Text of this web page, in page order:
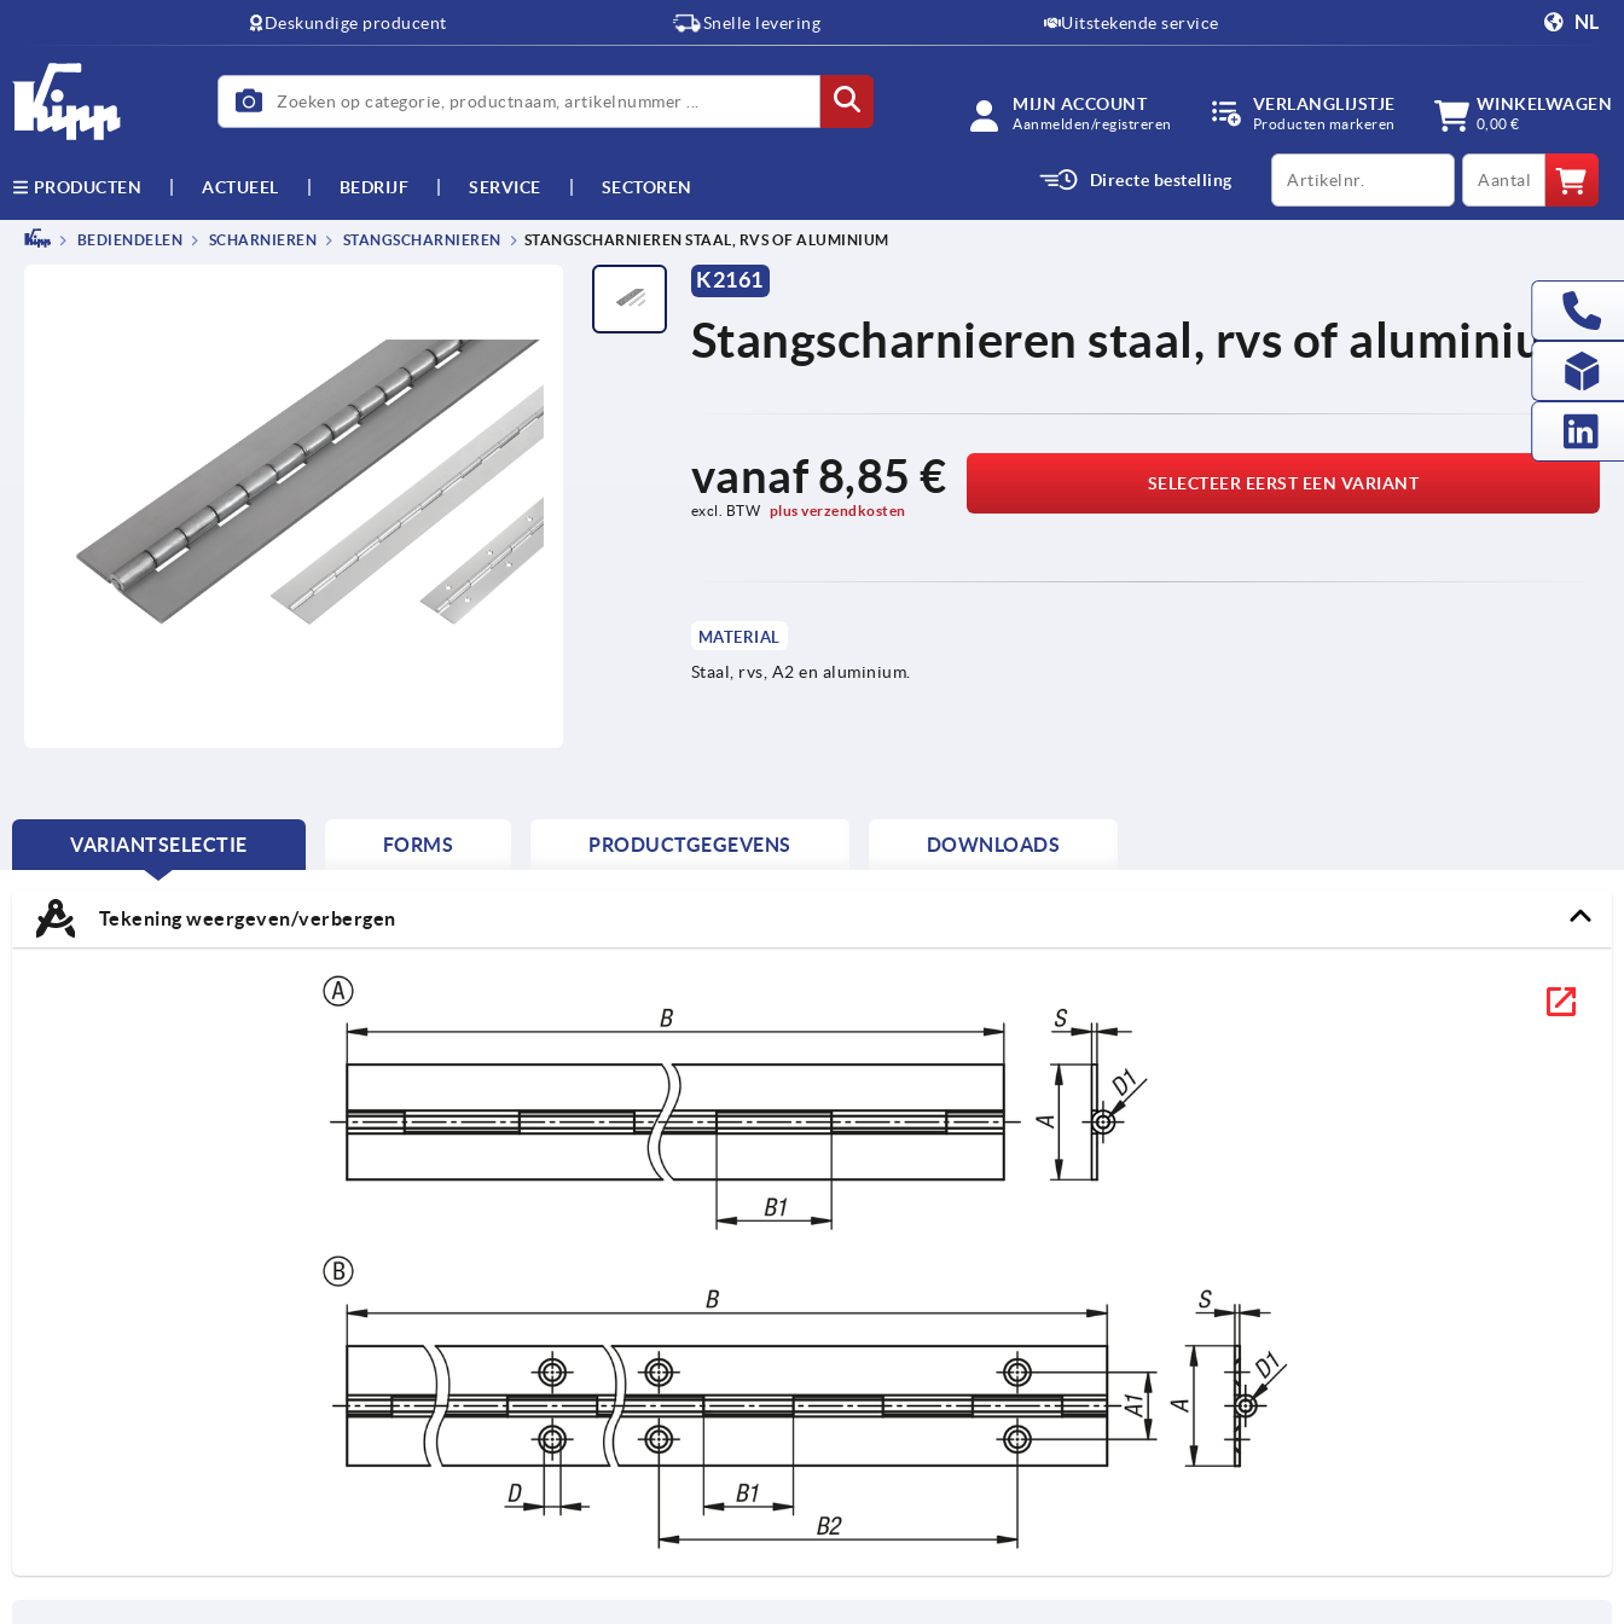
Deskundige producent Snelle levering Uitstekende service NL
MIJN ACCOUNT
Aanmelden/registreren
VERLANGLIJSTJE
Producten markeren
WINKELWAGEN
0,00 €
PRODUCTEN ACTUEEL BEDRIJF SERVICE SECTOREN Directe bestelling
productCode qty
BEDIENDELEN SCHARNIEREN STANGSCHARNIEREN STANGSCHARNIEREN STAAL, RVS OF ALUMINIUM
K2161
Stangscharnieren staal, rvs of aluminium
vanaf8,85 €
excl. BTW plus verzendkosten
SELECTEER EERST EEN VARIANT
MATERIAL
Staal, rvs, A2 en aluminium.
VARIANTSELECTIE
CURRENT
FORMS PRODUCTGEGEVENS DOWNLOADS
Tekening weergeven/verbergen